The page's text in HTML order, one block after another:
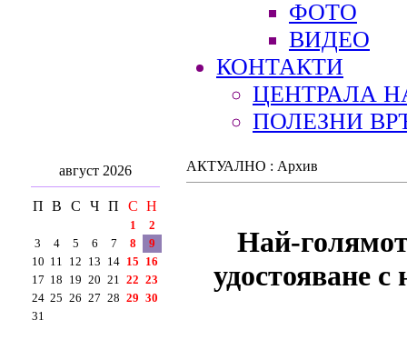
ФОТО
ВИДЕО
КОНТАКТИ
ЦЕНТРАЛА
ПОЛЕЗНИ
август 2026
П В С Ч П С Н
1
2
3
4 5 6 7 8
9
10 11 12 13 14 15 16
17 18 19 20 21 22 23
24 25 26 27 28 29 30
31
АКТУАЛНО : Архив
Най-